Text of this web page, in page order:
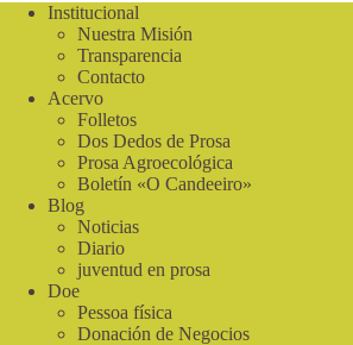
Institucional
Nuestra Misión
Transparencia
Contacto
Acervo
Folletos
Dos Dedos de Prosa
Prosa Agroecológica
Boletín «O Candeeiro»
Blog
Noticias
Diario
juventud en prosa
Doe
Pessoa física
Donación de Negocios